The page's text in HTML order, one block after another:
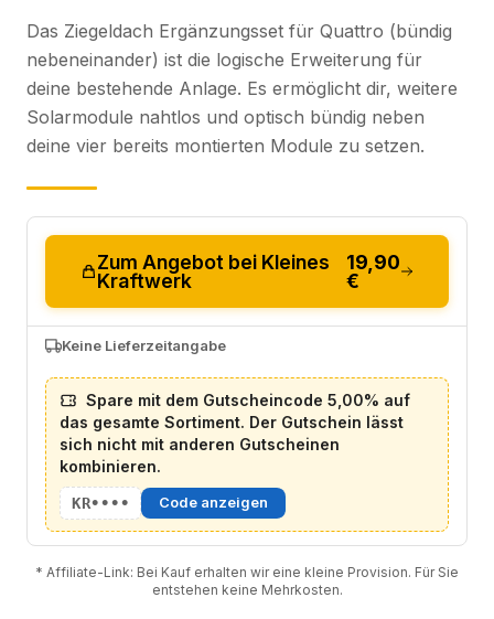
Das Ziegeldach Ergänzungsset für Quattro (bündig
nebeneinander) ist die logische Erweiterung für
deine bestehende Anlage. Es ermöglicht dir, weitere
Solarmodule nahtlos und optisch bündig neben
deine vier bereits montierten Module zu setzen.
Zum Angebot bei Kleines
Kraftwerk
19,90
€
Keine Lieferzeitangabe
Spare mit dem Gutscheincode 5,00% auf
das gesamte Sortiment. Der Gutschein lässt
sich nicht mit anderen Gutscheinen
kombinieren.
KR•••• Code anzeigen
* Affiliate-Link: Bei Kauf erhalten wir eine kleine Provision. Für Sie
entstehen keine Mehrkosten.